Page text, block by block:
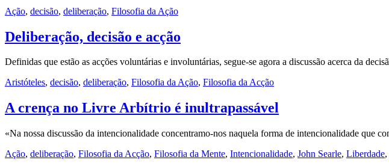
Ação, decisão, deliberação, Filosofia da Ação
Deliberação, decisão e acção
Definidas que estão as acções voluntárias e involuntárias, segue-se agora a discussão acerca da
Aristóteles, decisão, deliberação, Filosofia da Ação, Filosofia da Acção
A crença no Livre Arbítrio é inultrapassável
«Na nossa discussão da intencionalidade concentramo-nos naquela forma de intencionalidade que
Ação, deliberação, Filosofia da Acção, Filosofia da Mente, Intencionalidade, John Searle, Liberdade,